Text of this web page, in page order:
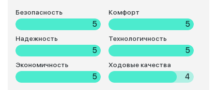
Безопасность
5
Комфорт
5
Надежность
5
Технологичность
5
Экономичность
5
Ходовые качества
4